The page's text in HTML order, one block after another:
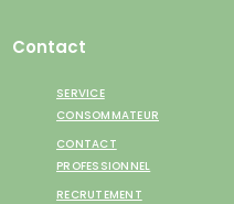
Contact
SERVICE
CONSOMMATEUR
CONTACT
PROFESSIONNEL
RECRUTEMENT